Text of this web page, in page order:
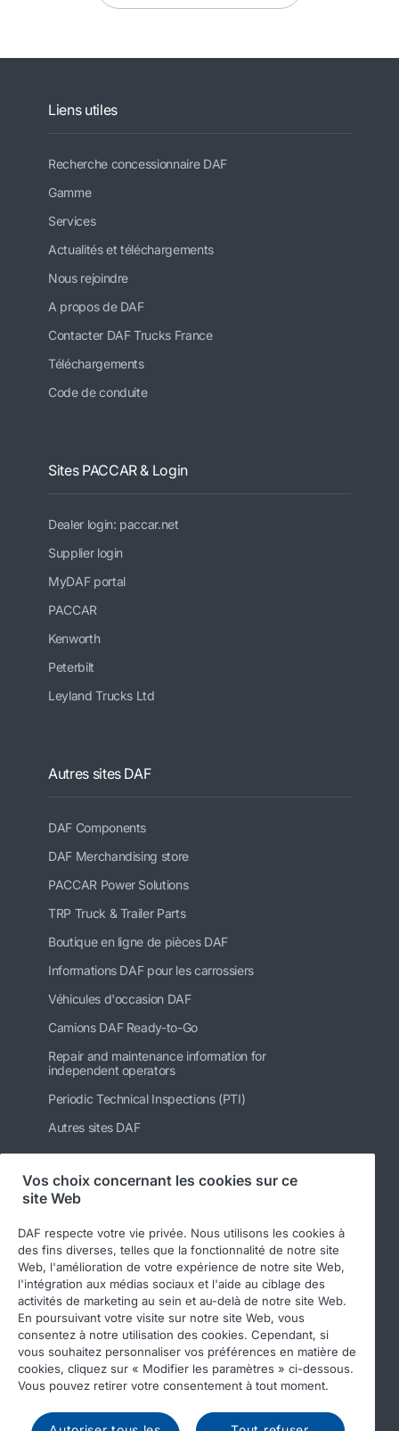
Liens utiles
Recherche concessionnaire DAF
Gamme
Services
Actualités et téléchargements
Nous rejoindre
A propos de DAF
Contacter DAF Trucks France
Téléchargements
Code de conduite
Sites PACCAR & Login
Dealer login: paccar.net
Supplier login
MyDAF portal
PACCAR
Kenworth
Peterbilt
Leyland Trucks Ltd
Autres sites DAF
DAF Components
DAF Merchandising store
PACCAR Power Solutions
TRP Truck & Trailer Parts
Boutique en ligne de pièces DAF
Informations DAF pour les carrossiers
Véhicules d'occasion DAF
Camions DAF Ready-to-Go
Repair and maintenance information for
independent operators
Periodic Technical Inspections (PTI)
Autres sites DAF
Suivez-nous
© 2026 DAF Legal notice
Privacy statement
General conditions
DAF and cookies
Vos choix concernant les cookies sur ce
site Web
DAF respecte votre vie privée. Nous utilisons les cookies à
des fins diverses, telles que la fonctionnalité de notre site
Web, l'amélioration de votre expérience de notre site Web,
l'intégration aux médias sociaux et l'aide au ciblage des
activités de marketing au sein et au-delà de notre site Web.
En poursuivant votre visite sur notre site Web, vous
consentez à notre utilisation des cookies. Cependant, si
vous souhaitez personnaliser vos préférences en matière de
cookies, cliquez sur « Modifier les paramètres » ci-dessous.
Vous pouvez retirer votre consentement à tout moment.